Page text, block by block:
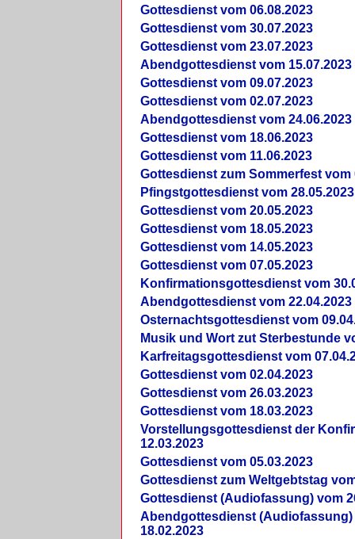
Gottesdienst vom 06.08.2023
Gottesdienst vom 30.07.2023
Gottesdienst vom 23.07.2023
Abendgottesdienst vom 15.07.2023
Gottesdienst vom 09.07.2023
Gottesdienst vom 02.07.2023
Abendgottesdienst vom 24.06.2023
Gottesdienst vom 18.06.2023
Gottesdienst vom 11.06.2023
Gottesdienst zum Sommerfest vom
Pfingstgottesdienst vom 28.05.2023
Gottesdienst vom 20.05.2023
Gottesdienst vom 18.05.2023
Gottesdienst vom 14.05.2023
Gottesdienst vom 07.05.2023
Konfirmationsgottesdienst vom
Abendgottesdienst vom 22.04.2023
Osternachtsgottesdienst vom
Musik und Wort zut Sterbestunde
Karfreitagsgottesdienst vom
Gottesdienst vom 02.04.2023
Gottesdienst vom 26.03.2023
Gottesdienst vom 18.03.2023
Vorstellungsgottesdienst der
12.03.2023
Gottesdienst vom 05.03.2023
Gottesdienst zum Weltgebtstag
Gottesdienst (Audiofassung) vom
Abendgottesdienst (Audiofassung)
18.02.2023